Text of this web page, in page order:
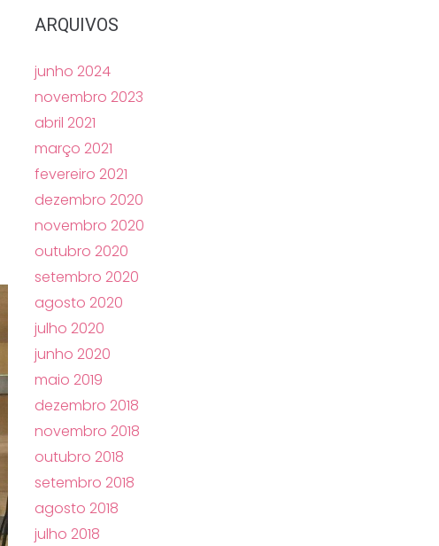
ARQUIVOS
junho 2024
novembro 2023
abril 2021
março 2021
fevereiro 2021
dezembro 2020
novembro 2020
outubro 2020
setembro 2020
agosto 2020
julho 2020
junho 2020
maio 2019
dezembro 2018
novembro 2018
outubro 2018
setembro 2018
agosto 2018
julho 2018